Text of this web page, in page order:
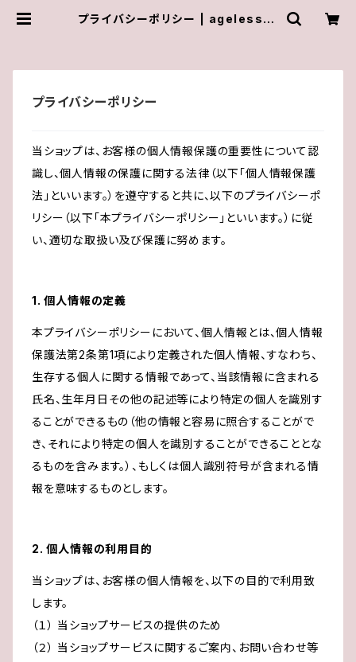
プライバシーポリシー | ageless-o
プライバシーポリシー
当ショップは、お客様の個人情報保護の重要性について認
識し、個人情報の保護に関する法律（以下「個人情報保護
法」といいます。）を遵守すると共に、以下のプライバシーポ
リシー（以下「本プライバシーポリシー」といいます。）に従
い、適切な取扱い及び保護に努めます。
1. 個人情報の定義
本プライバシーポリシーにおいて、個人情報とは、個人情報
保護法第2条第1項により定義された個人情報、すなわち、
生存する個人に関する情報であって、当該情報に含まれる
氏名、生年月日その他の記述等により特定の個人を識別す
ることができるもの（他の情報と容易に照合することがで
き、それにより特定の個人を識別することができることとな
るものを含みます。）、もしくは個人識別符号が含まれる情
報を意味するものとします。
2. 個人情報の利用目的
当ショップは、お客様の個人情報を、以下の目的で利用致
します。
（１） 当ショップサービスの提供のため
（２） 当ショップサービスに関するご案内、お問い合わせ等